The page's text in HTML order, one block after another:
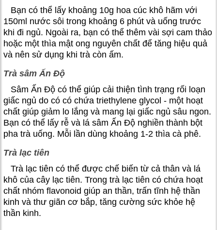
Bạn có thể lấy khoảng 10g hoa cúc khô hãm với
150ml nước sôi trong khoảng 6 phút và uống trước
khi đi ngủ. Ngoài ra, bạn có thể thêm vài sợi cam thảo
hoặc một thìa mật ong nguyên chất để tăng hiệu quả
và nên sử dụng khi trà còn ấm.
Trà sâm Ấn Độ
Sâm Ấn Độ có thể giúp cải thiện tình trạng rối loạn
giấc ngủ do có có chứa triethylene glycol - một hoạt
chất giúp giảm lo lắng và mang lại giấc ngủ sâu ngon.
Bạn có thể lấy rễ và lá sâm Ấn Độ nghiền thành bột
pha trà uống. Mỗi lần dùng khoảng 1-2 thìa cà phê.
Trà lạc tiên
Trà lạc tiên có thể được chế biến từ ​​cả thân và lá
khô của cây lạc tiên. Trong trà lạc tiên có chứa hoạt
chất nhóm flavonoid giúp an thần, trấn tĩnh hệ thần
kinh và thư giãn cơ bắp, tăng cường sức khỏe hệ
thần kinh.